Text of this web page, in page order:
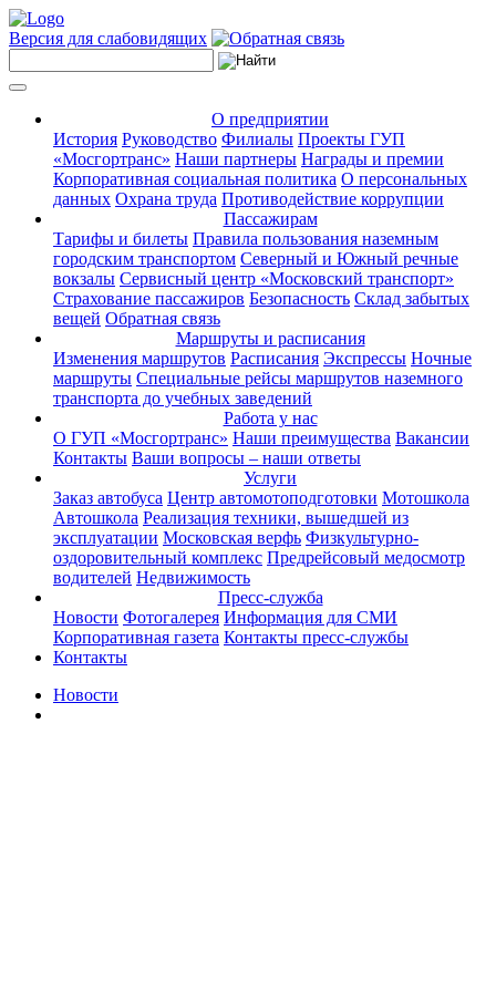
Версия для слабовидящих
О предприятии
История Руководство Филиалы Проекты ГУП
«Мосгортранс» Наши партнеры Награды и премии
Корпоративная социальная политика О персональных
данных Охрана труда Противодействие коррупции
Пассажирам
Тарифы и билеты Правила пользования наземным
городским транспортом Северный и Южный речные
вокзалы Сервисный центр «Московский транспорт»
Страхование пассажиров Безопасность Склад забытых
вещей Обратная связь
Маршруты и расписания
Изменения маршрутов Расписания Экспрессы Ночные
маршруты Специальные рейсы маршрутов наземного
транспорта до учебных заведений
Работа у нас
О ГУП «Мосгортранс» Наши преимущества Вакансии
Контакты Ваши вопросы – наши ответы
Услуги
Заказ автобуса Центр автомотоподготовки Мотошкола
Автошкола Реализация техники, вышедшей из
эксплуатации Московская верфь Физкультурно-
оздоровительный комплекс Предрейсовый медосмотр
водителей Недвижимость
Пресс-служба
Новости Фотогалерея Информация для СМИ
Корпоративная газета Контакты пресс-службы
Контакты
Новости